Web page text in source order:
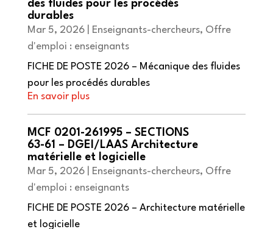
des fluides pour les procédés
durables
Mar 5, 2026| Enseignants-chercheurs, Offre
d'emploi : enseignants
FICHE DE POSTE 2026 – Mécanique des fluides
pour les procédés durables
MCF 0201-261995 – SECTIONS
63-61 – DGEI/LAAS Architecture
matérielle et logicielle
Mar 5, 2026| Enseignants-chercheurs, Offre
d'emploi : enseignants
FICHE DE POSTE 2026 – Architecture matérielle
et logicielle